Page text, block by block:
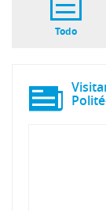
Todo